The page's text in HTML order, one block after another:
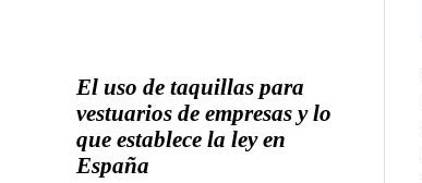
El uso de taquillas para
vestuarios de empresas y lo
que establece la ley en
España